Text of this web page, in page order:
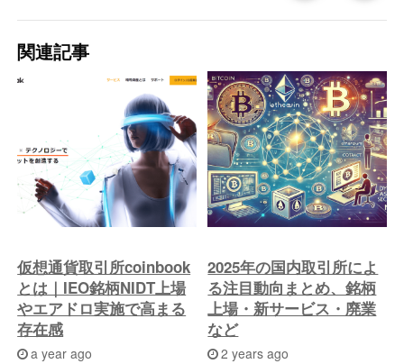
去
の
投
稿
へ
関連記事
仮想通貨取引所coinbook
とは｜IEO銘柄NIDT上場
やエアドロ実施で高まる
存在感
a year ago
2025年の国内取引所によ
る注目動向まとめ、銘柄
上場・新サービス・廃業
など
2 years ago